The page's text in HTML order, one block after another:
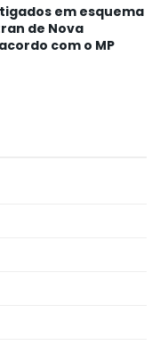
em esquema
de Nova
com o MP